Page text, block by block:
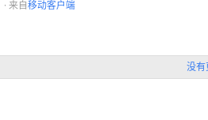
· 来自移动客户端
没有